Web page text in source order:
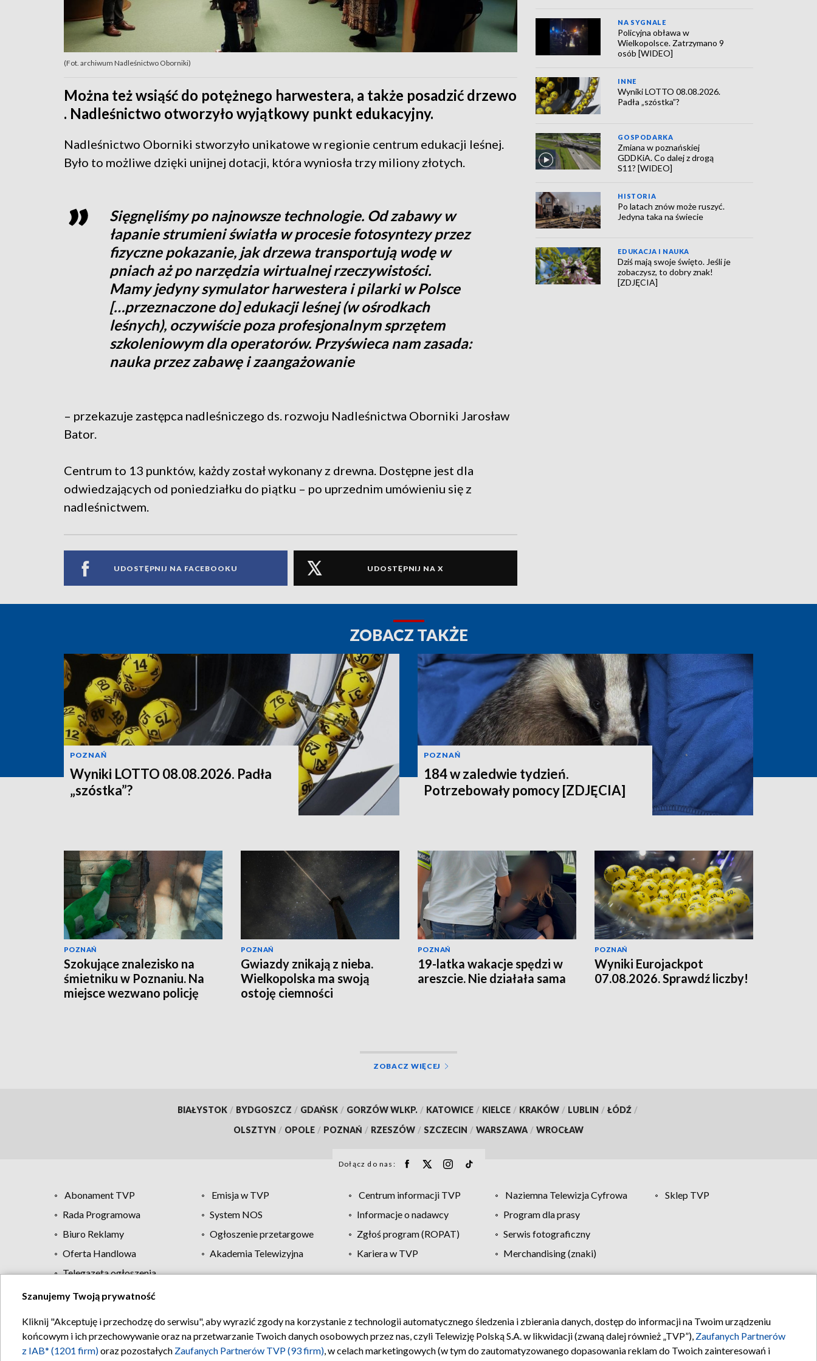
(Fot. archiwum Nadleśnictwo Oborniki)
Można też wsiąść do potężnego harwestera, a także posadzić drzewo
. Nadleśnictwo otworzyło wyjątkowy punkt edukacyjny.
Nadleśnictwo Oborniki stworzyło unikatowe w regionie centrum edukacji leśnej.
Było to możliwe dzięki unijnej dotacji, która wyniosła trzy miliony złotych.
Sięgnęliśmy po najnowsze technologie. Od zabawy w
łapanie strumieni światła w procesie fotosyntezy przez
fizyczne pokazanie, jak drzewa transportują wodę w
pniach aż po narzędzia wirtualnej rzeczywistości.
Mamy jedyny symulator harwestera i pilarki w Polsce
[…przeznaczone do] edukacji leśnej (w ośrodkach
leśnych), oczywiście poza profesjonalnym sprzętem
szkoleniowym dla operatorów. Przyświeca nam zasada:
nauka przez zabawę i zaangażowanie
– przekazuje zastępca nadleśniczego ds. rozwoju Nadleśnictwa Oborniki Jarosław
Bator.
Centrum to 13 punktów, każdy został wykonany z drewna. Dostępne jest dla
odwiedzających od poniedziałku do piątku – po uprzednim umówieniu się z
nadleśnictwem.
UDOSTĘPNIJ NA FACEBOOKU UDOSTĘPNIJ NA X
NA SYGNALE
Policyjna obława w
Wielkopolsce. Zatrzymano 9
osób [WIDEO]
INNE
Wyniki LOTTO 08.08.2026.
Padła „szóstka”?
GOSPODARKA
Zmiana w poznańskiej
GDDKiA. Co dalej z drogą
S11? [WIDEO]
HISTORIA
Po latach znów może ruszyć.
Jedyna taka na świecie
EDUKACJA I NAUKA
Dziś mają swoje święto. Jeśli je
zobaczysz, to dobry znak!
[ZDJĘCIA]
ZOBACZ TAKŻE
POZNAŃ
Wyniki LOTTO 08.08.2026. Padła
„szóstka”?
POZNAŃ
184 w zaledwie tydzień.
Potrzebowały pomocy [ZDJĘCIA]
POZNAŃ
Szokujące znalezisko na
śmietniku w Poznaniu. Na
miejsce wezwano policję
POZNAŃ
Gwiazdy znikają z nieba.
Wielkopolska ma swoją
ostoję ciemności
POZNAŃ
19-latka wakacje spędzi w
areszcie. Nie działała sama
POZNAŃ
Wyniki Eurojackpot
07.08.2026. Sprawdź liczby!
ZOBACZ WIĘCEJ
BIAŁYSTOK / BYDGOSZCZ / GDAŃSK / GORZÓW WLKP. / KATOWICE / KIELCE / KRAKÓW / LUBLIN / ŁÓDŹ /
OLSZTYN / OPOLE / POZNAŃ / RZESZÓW / SZCZECIN / WARSZAWA / WROCŁAW
Dołącz do nas:
Abonament TVP Emisja w TVP Centrum informacji TVP Naziemna Telewizja Cyfrowa
Sklep TVP
Rada Programowa
System NOS Informacje o nadawcy
Program dla prasy
Biuro Reklamy
Ogłoszenie przetargowe Zgłoś program (ROPAT)
Serwis fotograficzny
Oferta Handlowa
Akademia Telewizyjna Kariera w TVP
Merchandising (znaki)
Telegazeta ogłoszenia
Regulamin TVP Polityka prywatności Moje zgody Pomoc Biuro reklamy Kontakt
Szanujemy Twoją prywatność
Kliknij "Akceptuję i przechodzę do serwisu", aby wyrazić zgody na korzystanie z technologii automatycznego śledzenia i zbierania danych, dostęp do informacji na Twoim urządzeniu
końcowym i ich przechowywanie oraz na przetwarzanie Twoich danych osobowych przez nas, czyli Telewizję Polską S.A. w likwidacji (zwaną dalej również „TVP”), Zaufanych Partnerów
z IAB* (1201 firm)oraz pozostałych Zaufanych Partnerów TVP (93 firm), w celach marketingowych (w tym do zautomatyzowanego dopasowania reklam do Twoich zainteresowań i